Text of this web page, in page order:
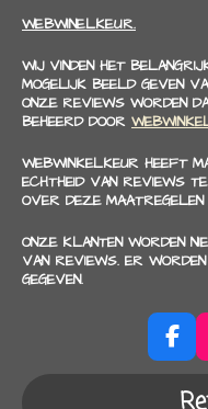
WEBWINELKEUR.
WIJ VINDEN HET
MOGELIJK BEELD GEVEN
ONZE REVIEWS WORDEN
BEHEERD DOOR
WEBWINKELKEUR HEEFT
ECHTHEID VAN REVIEWS
OVER DEZE MAATREGELEN
ONZE KLANTEN WORDEN
VAN REVIEWS. ER
GEGEVEN.
F
a